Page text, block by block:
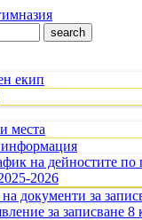
екип
места
на дейностите по
2026
документи за
за записване 8